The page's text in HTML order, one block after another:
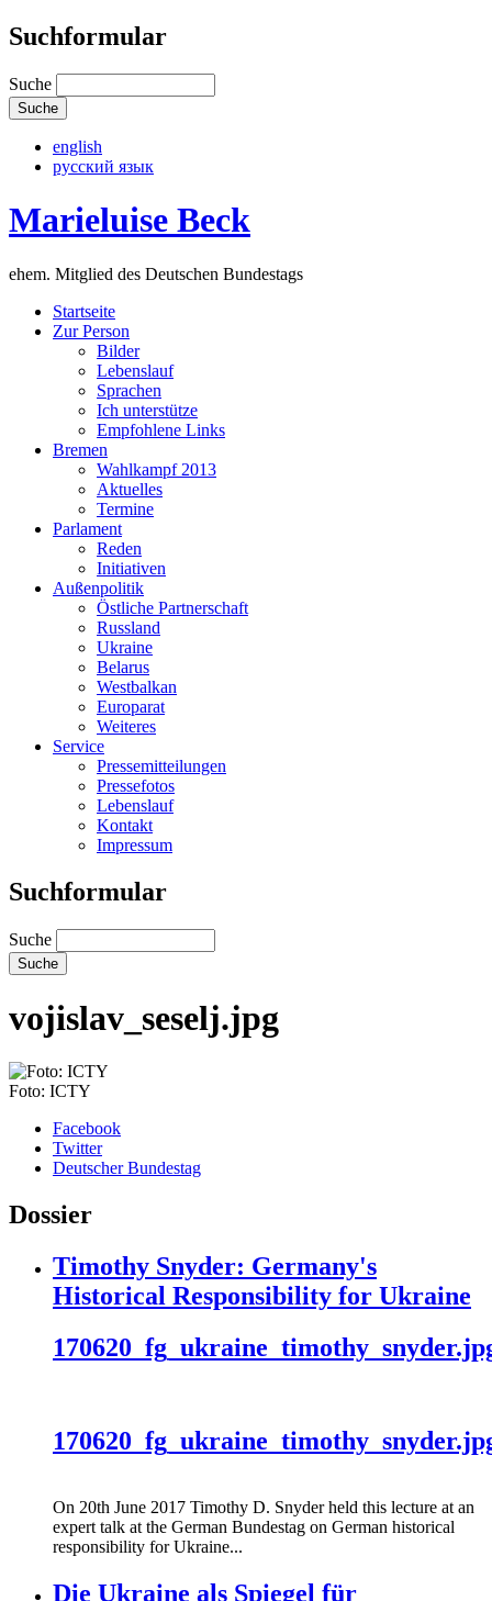
Suchformular
Suche
english
русский язык
Marieluise Beck
ehem. Mitglied des Deutschen Bundestags
Startseite
Zur Person
Bilder
Lebenslauf
Sprachen
Ich unterstütze
Empfohlene Links
Bremen
Wahlkampf 2013
Aktuelles
Termine
Parlament
Reden
Initiativen
Außenpolitik
Östliche Partnerschaft
Russland
Ukraine
Belarus
Westbalkan
Europarat
Weiteres
Service
Pressemitteilungen
Pressefotos
Lebenslauf
Kontakt
Impressum
Suchformular
Suche
vojislav_seselj.jpg
Foto: ICTY
Facebook
Twitter
Deutscher Bundestag
Dossier
Timothy Snyder: Germany's
Historical Responsibility for Ukraine
On 20th June 2017 Timothy D. Snyder held this lecture at an
expert talk at the German Bundestag on German historical
responsibility for Ukraine...
Die Ukraine als Spiegel für